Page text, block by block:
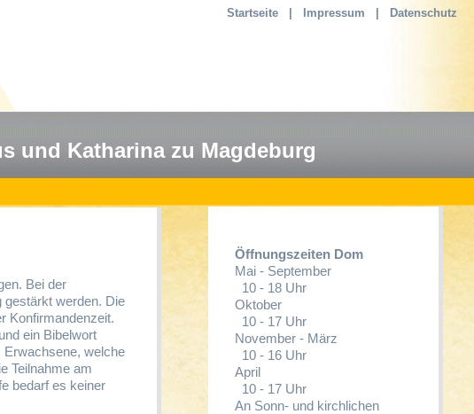
Startseite Impressum Datenschutz
und Katharina zu Magdeburg
Bei der
gestärkt werden. Die
Konfirmandenzeit.
ein Bibelwort
Erwachsene, welche
Teilnahme am
bedarf es keiner
Öffnungszeiten Dom
Mai - September
10 - 18 Uhr
Oktober
10 - 17 Uhr
November - März
10 - 16 Uhr
April
10 - 17 Uhr
An Sonn- und kirchlichen